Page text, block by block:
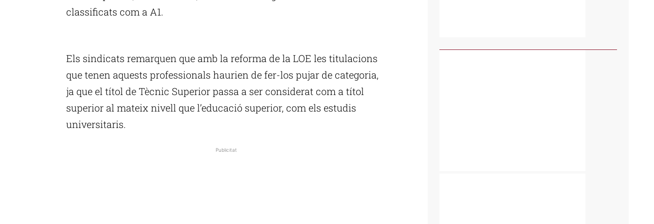
classificats com a A1.
Els sindicats remarquen que amb la reforma de la LOE les titulacions
que tenen aquests professionals haurien de fer-los pujar de categoria,
ja que el títol de Tècnic Superior passa a ser considerat com a títol
superior al mateix nivell que l’educació superior, com els estudis
universitaris.
Publicitat